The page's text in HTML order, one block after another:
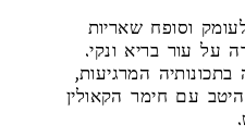
וסופח שאריות
על עור בריא ונקי.
בתכונותיה המרגיעות,
עם חימר הקאולין